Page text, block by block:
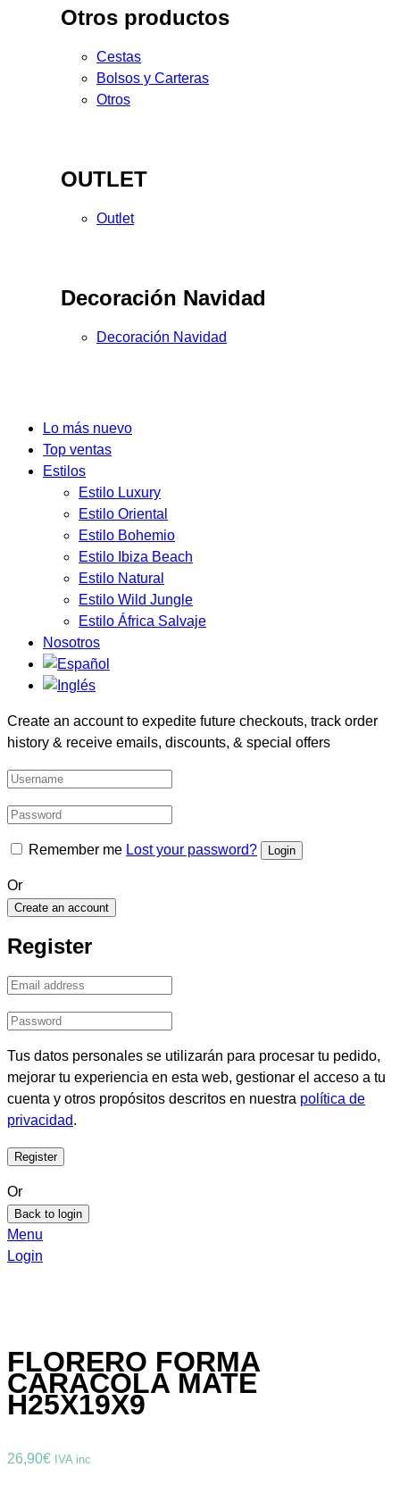
Otros productos
Cestas
Bolsos y Carteras
Otros
OUTLET
Outlet
Decoración Navidad
Decoración Navidad
Lo más nuevo
Top ventas
Estilos
Estilo Luxury
Estilo Oriental
Estilo Bohemio
Estilo Ibiza Beach
Estilo Natural
Estilo Wild Jungle
Estilo África Salvaje
Nosotros
Create an account to expedite future checkouts, track order
history & receive emails, discounts, & special offers
Remember me Lost your password?
Or
Create an account
Register
Tus datos personales se utilizarán para procesar tu pedido,
mejorar tu experiencia en esta web, gestionar el acceso a tu
cuenta y otros propósitos descritos en nuestra política de
privacidad.
Or
Back to login
Menu
Login
FLORERO FORMA
CARACOLA MATE
H25X19X9
26,90€ IVA inc